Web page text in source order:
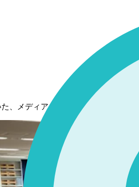
、メディアコモンズが完成しました！